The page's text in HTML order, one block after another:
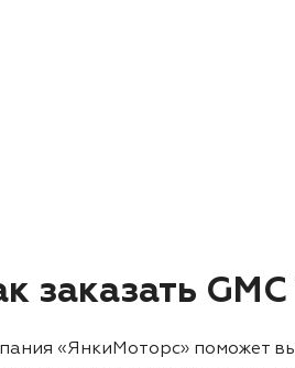
заказать
«ЯнкиМоторс» поможет